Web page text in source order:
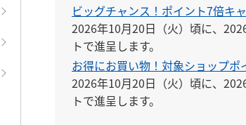
ビッグチャンス！ポイント7倍キ
2026年10月20日（火）頃に、
トで進呈します。
お得にお買い物！対象ショップポ
2026年10月20日（火）頃に、
トで進呈します。